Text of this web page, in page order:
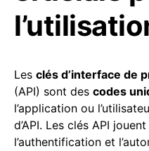
Les clés d’interface de
(API) sont des codes
l’application ou
d’API. Les clés API
l’authentification et